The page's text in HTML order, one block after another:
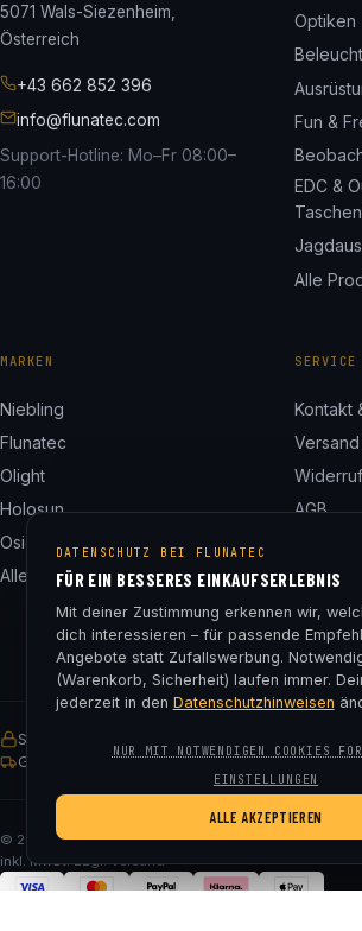
5071 Wals-Siezenheim,
Österreich
+43 662 852 396
info@flunatec.com
Support-Hotline: Mo–Fr 08:00–
16:00
Optiken
Fun &
EDC &
Alle
MARKEN
Niebling
Flunatec
Olight
Holosun
Osight
Alle 24 Marken
SERVICE
Kontakt
AGB
Cookie-
SSL-verschlüsselt
Gratis Versand ab € 75
© 2026 Fluna Tec & Research GmbH · FN 330182m,
inkl. MwSt. zzgl. Versand
DATENSCHUTZ BEI FLUNATEC
FÜR EIN BESSERES EINKAUFSERLEBNIS
Mit deiner Zustimmung erkennen wir,
dich interessieren – für passende
Angebote statt Zufallswerbung.
(Warenkorb, Sicherheit) laufen immer.
jederzeit in den Datenschutzhinweisen
ALLE AKZEPTIEREN
EINSTELLUNGEN
NUR MIT NOTWENDIGEN COOKIES